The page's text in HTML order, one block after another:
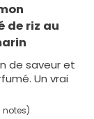
de riz au
de saveur et
Un vrai
notes)